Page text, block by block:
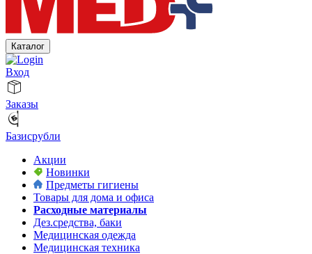
Каталог
Вход
Заказы
Базисрубли
Акции
Новинки
Предметы гигиены
Товары для дома и офиса
Расходные материалы
Дез.средства, баки
Медицинская одежда
Медицинская техника